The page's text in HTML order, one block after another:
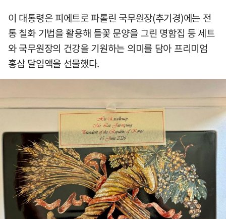
이 대통령은 피에트로 파롤린 국무원장(추기경)에는 전
통 칠화 기법을 활용해 들꽃 문양을 그린 명함집 등 세트
와 국무원장의 건강을 기원하는 의미를 담아 프리미엄
홍삼 달임액을 선물했다.